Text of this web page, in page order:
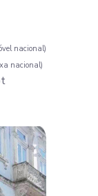
nacional)
nacional)